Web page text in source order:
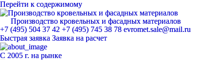
Перейти к содержимому
Производство кровельных и фасадных материалов
ЕвроМет
+7 (495) 504 37 42 +7 (495) 745 38 78 evromet.sale@mail.ru
Быстрая заявка Заявка на расчет
С 2005 г. на рынке